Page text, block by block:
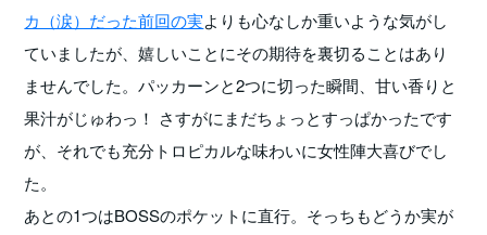
カ（涙）だった前回の実よりも心なしか重いような気がし
ていましたが、嬉しいことにその期待を裏切ることはあり
ませんでした。パッカーンと2つに切った瞬間、甘い香りと
果汁がじゅわっ！ さすがにまだちょっとすっぱかったです
が、それでも充分トロピカルな味わいに女性陣大喜びでし
た。
あとの1つはBOSSのポケットに直行。そっちもどうか実が